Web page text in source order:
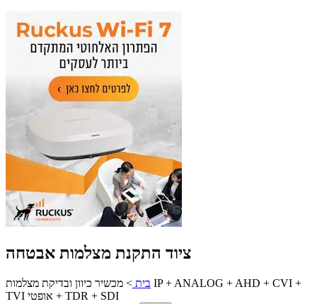
ציוד התקנת מצלמות אבטחה
בית > מכשיר כיוון ובדיקת מצלמות IP + ANALOG + AHD + CVI +
TVI אופטי + TDR + SDI